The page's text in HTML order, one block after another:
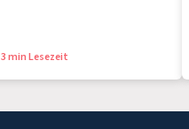
3 min Lesezeit